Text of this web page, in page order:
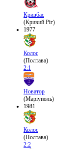
Кривбас
(Кривий Ріг)
1977
Колос
(Полтава)
2:1
Новатор
(Маріуполь)
1981
Колос
(Полтава)
2:2